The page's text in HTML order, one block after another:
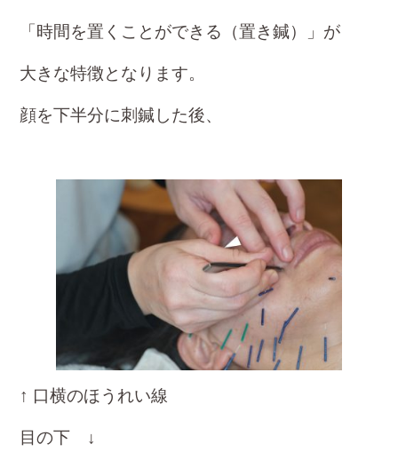
「時間を置くことができる（置き鍼）」が
大きな特徴となります。
顔を下半分に刺鍼した後、
↑ 口横のほうれい線
目の下 ↓